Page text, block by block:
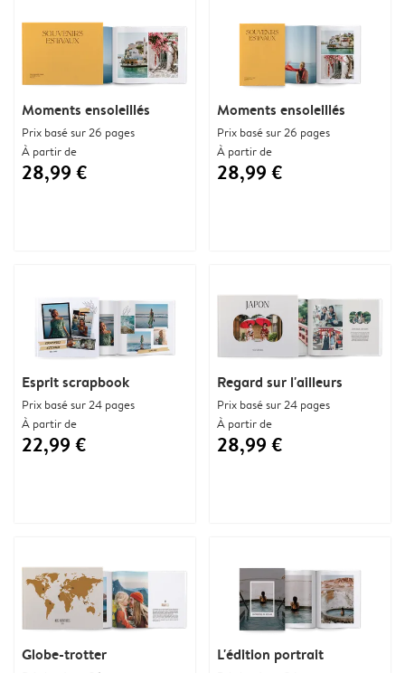
Moments ensoleillés
Prix basé sur 26 pages
À partir de
28,99 €
Moments ensoleillés
Prix basé sur 26 pages
À partir de
28,99 €
Esprit scrapbook
Prix basé sur 24 pages
À partir de
22,99 €
Regard sur l'ailleurs
Prix basé sur 24 pages
À partir de
28,99 €
L'édition portrait
Globe-trotter